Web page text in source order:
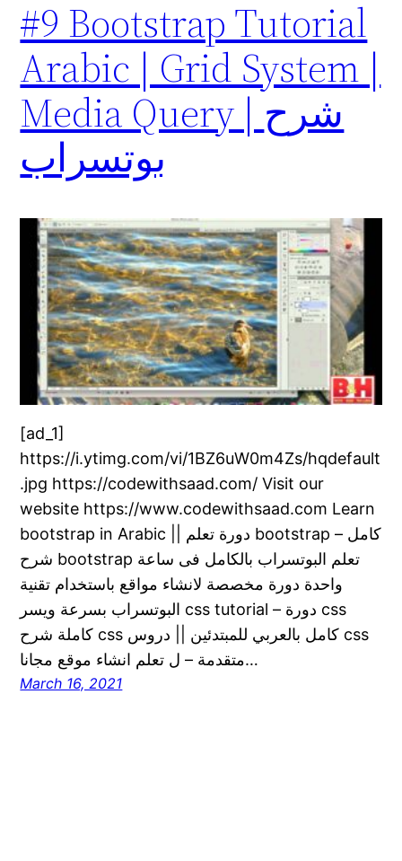
#9 Bootstrap Tutorial
Arabic | Grid System |
Media Query | شرح
بوتسراب
[ad_1]
https://i.ytimg.com/vi/1BZ6uW0m4Zs/hqdefault
.jpg https://codewithsaad.com/ Visit our
website https://www.codewithsaad.com Learn
bootstrap in Arabic || دورة تعلم bootstrap كامل –
شرح bootstrap تعلم البوتسراب بالكامل فى ساعة
واحدة دورة مخصصة لانشاء مواقع باستخدام تقنية
البوتسراب بسرعة ويسر css tutorial – دورة css
كاملة شرح css كامل بالعربي للمبتدئين || دروس css
متقدمة – ل تعلم انشاء موقع مجانا…
March 16, 2021